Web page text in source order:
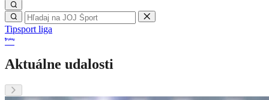
Tipsport liga
Aktuálne udalosti